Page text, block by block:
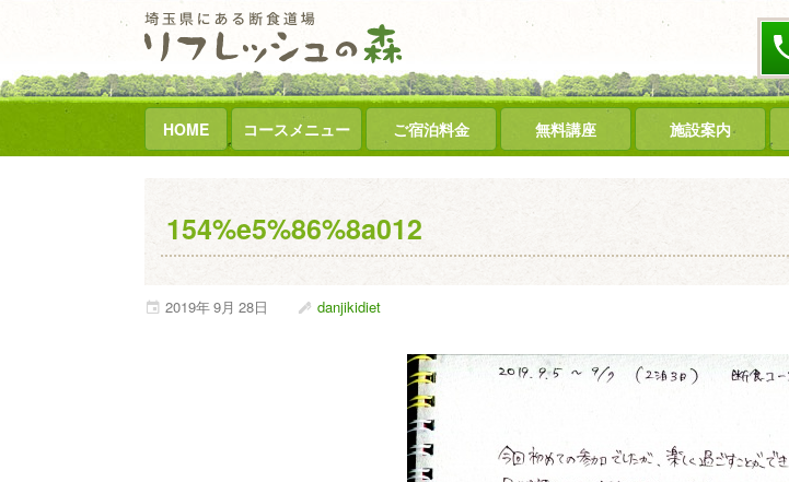
HOME コースメニュー ご宿泊料金 無料講座 施設案内
154%e5%86%8a012
2019年9月 28日 danjikidiet